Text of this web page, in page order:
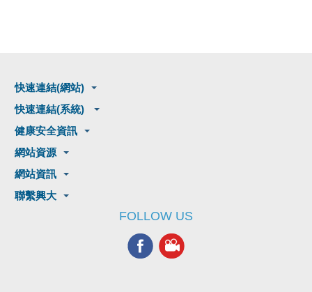
快速連結(網站)
快速連結(系統)
健康安全資訊
網站資源
網站資訊
聯繫興大
FOLLOW US